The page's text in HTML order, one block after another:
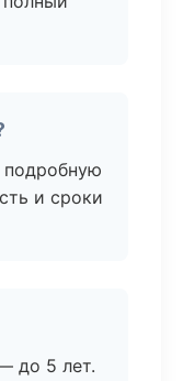
подробную
и сроки
до 5 лет.